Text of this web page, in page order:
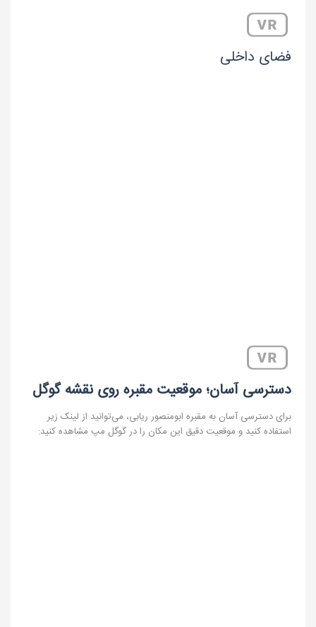
فضای داخلی
دسترسی آسان؛ موقعیت مقبره روی نقشه گوگل
برای دسترسی آسان به مقبره ابومنصور ریابی، می‌توانید از لینک زیر
استفاده کنید و موقعیت دقیق این مکان را در گوگل مپ مشاهده کنید: